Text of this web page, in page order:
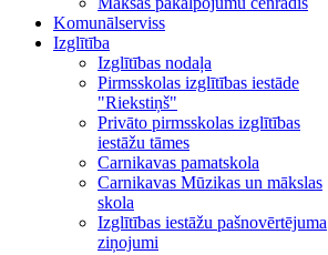
Komunālserviss
Izglītība
Izglītības nodaļa
Pirmsskolas izglītības iestāde
"Riekstiņš"
Privāto pirmsskolas izglītības
iestāžu tāmes
Carnikavas pamatskola
Carnikavas Mūzikas un mākslas
skola
Izglītības iestāžu pašnovērtējuma
ziņojumi